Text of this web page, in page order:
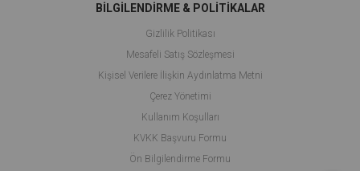
BİLGİLENDİRME & POLİTİKALAR
Gizlilik Politikası
Mesafeli Satış Sözleşmesi
Kişisel Verilere İlişkin Aydınlatma Metni
Çerez Yönetimi
Kullanım Koşulları
KVKK Başvuru Formu
Ön Bilgilendirme Formu